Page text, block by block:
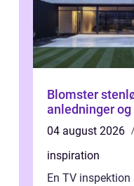
Blomster stenløse
anledninger
04 august 2026
inspiration
En TV